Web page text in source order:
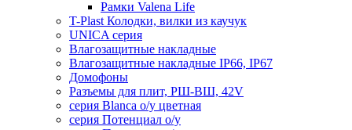
Рамки Valena Life
T-Plast Колодки, вилки из каучук
UNICA серия
Влагозащитные накладные
Влагозащитные накладные IP66, IP67
Домофоны
Разъемы для плит, РШ-ВШ, 42V
серия Blanca о/у цветная
серия Потенциал о/у